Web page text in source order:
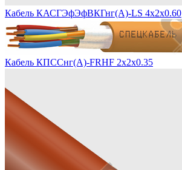
Кабель КАСГЭфЭфВКГнг(А)-LS 4х2х0.60
Кабель КПССнг(А)-FRHF 2х2х0.35